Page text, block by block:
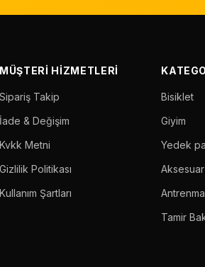
MÜŞTERI HIZMETLERI
Sipariş Takip
İade & Değişim
Kvkk Metni
Gizlilik Politikası
Kullanım Şartları
Bisiklet
Giyim
Yedek
Aksesuar
Tamir